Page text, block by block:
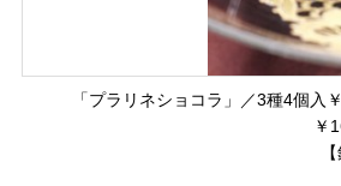
「プラリネショコラ」／3種4個
￥